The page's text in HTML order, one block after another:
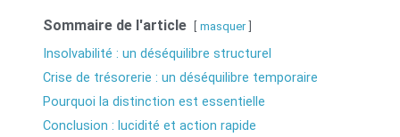
Sommaire de l'article masquer
Insolvabilité : un déséquilibre structurel
Crise de trésorerie : un déséquilibre temporaire
Pourquoi la distinction est essentielle
Conclusion : lucidité et action rapide